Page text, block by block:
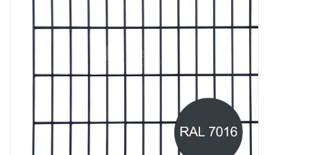
Contact